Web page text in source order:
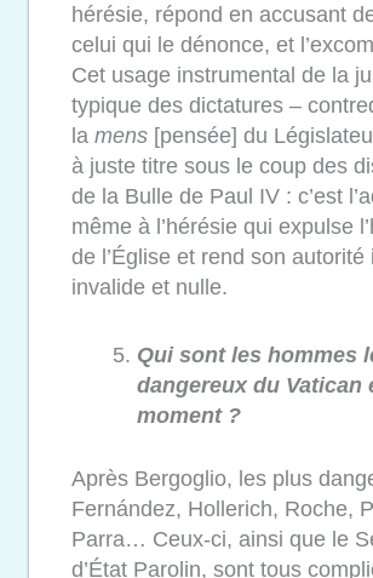
hérésie, répond en accusant
celui qui le dénonce, et
Cet usage instrumental de la
typique des dictatures –
la mens [pensée] du
à juste titre sous le coup des
de la Bulle de Paul IV : c’est
même à l’hérésie qui expulse
de l’Église et rend son autorité
invalide et nulle.
Qui sont les hommes
dangereux du Vatican
moment ?
Après Bergoglio, les plus
Fernández, Hollerich, Roche,
Parra… Ceux-ci, ainsi que le
d’État Parolin, sont tous